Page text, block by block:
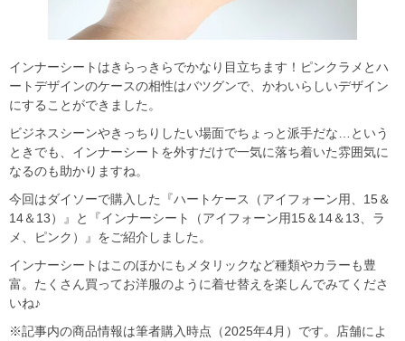
インナーシートはきらっきらでかなり目立ちます！ピンクラメとハ
ートデザインのケースの相性はバツグンで、かわいらしいデザイン
にすることができました。
ビジネスシーンやきっちりしたい場面でちょっと派手だな…という
ときでも、インナーシートを外すだけで一気に落ち着いた雰囲気に
なるのも助かりますね。
今回はダイソーで購入した『ハートケース（アイフォーン用、15＆
14＆13）』と『インナーシート（アイフォーン用15＆14＆13、ラ
メ、ピンク）』をご紹介しました。
インナーシートはこのほかにもメタリックなど種類やカラーも豊
富。たくさん買ってお洋服のように着せ替えを楽しんでみてくださ
いね♪
※記事内の商品情報は筆者購入時点（2025年4月）です。店舗によ